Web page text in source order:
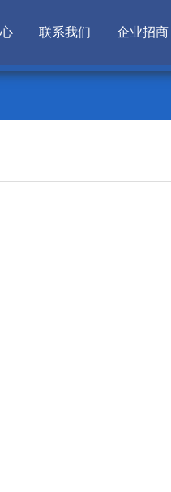
联系我们 企业招商